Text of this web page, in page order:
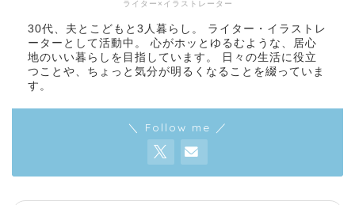
ライター×イラストレーター
30代、夫とこどもと3人暮らし。 ライター・イラストレ
ーターとして活動中。 心がホッとゆるむような、居心
地のいい暮らしを目指しています。 日々の生活に役立
つことや、ちょっと気分が明るくなることを綴っていま
す。
＼ Follow me ／